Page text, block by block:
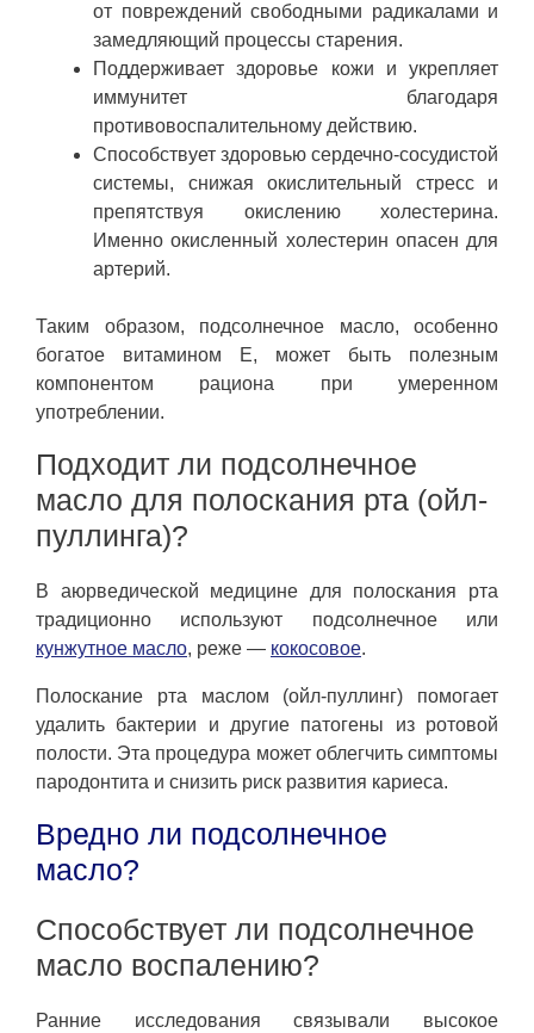
от повреждений свободными радикалами и
замедляющий процессы старения.
Поддерживает здоровье кожи и укрепляет
иммунитет благодаря
противовоспалительному действию.
Способствует здоровью сердечно-сосудистой
системы, снижая окислительный стресс и
препятствуя окислению холестерина.
Именно окисленный холестерин опасен для
артерий.
Таким образом, подсолнечное масло, особенно
богатое витамином E, может быть полезным
компонентом рациона при умеренном
употреблении.
Подходит ли подсолнечное
масло для полоскания рта (ойл-
пуллинга)?
В аюрведической медицине для полоскания рта
традиционно используют подсолнечное или
кунжутное масло, реже — кокосовое.
Полоскание рта маслом (ойл-пуллинг) помогает
удалить бактерии и другие патогены из ротовой
полости. Эта процедура может облегчить симптомы
пародонтита и снизить риск развития кариеса.
Вредно ли подсолнечное
масло?
Способствует ли подсолнечное
масло воспалению?
Ранние исследования связывали высокое